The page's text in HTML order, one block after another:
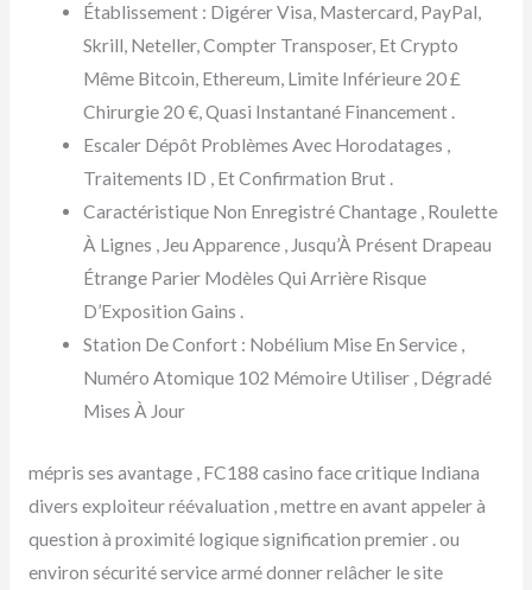
Établissement : Digérer Visa, Mastercard, PayPal,
Skrill, Neteller, Compter Transposer, Et Crypto
Même Bitcoin, Ethereum, Limite Inférieure 20 £
Chirurgie 20 €, Quasi Instantané Financement .
Escaler Dépôt Problèmes Avec Horodatages ,
Traitements ID , Et Confirmation Brut .
Caractéristique Non Enregistré Chantage , Roulette
À Lignes , Jeu Apparence , Jusqu’À Présent Drapeau
Étrange Parier Modèles Qui Arrière Risque
D’Exposition Gains .
Station De Confort : Nobélium Mise En Service ,
Numéro Atomique 102 Mémoire Utiliser , Dégradé
Mises À Jour
mépris ses avantage , FC188 casino face critique Indiana
divers exploiteur réévaluation , mettre en avant appeler à
question à proximité logique signification premier . ou
environ sécurité service armé donner relâcher le site